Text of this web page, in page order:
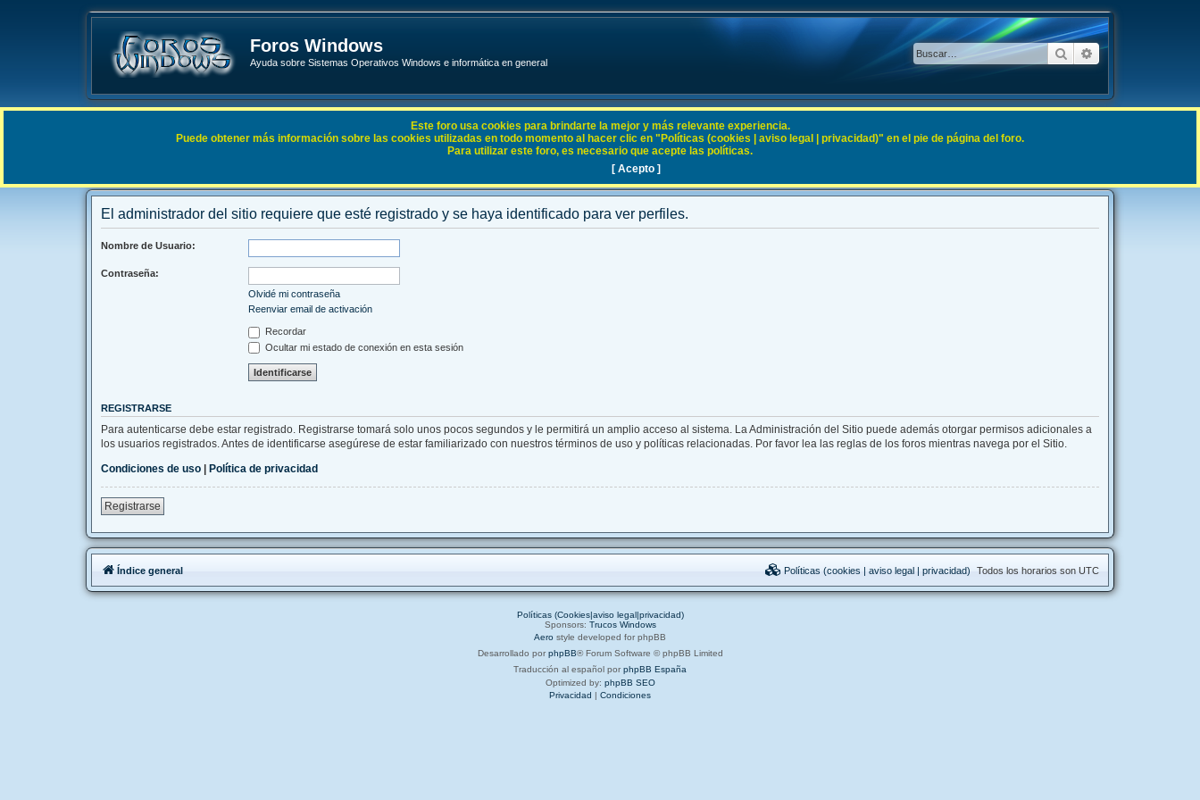
Foros Windows
Ayuda sobre Sistemas Operativos Windows e informática en general
BuscarBúsqueda
Enlaces rápidos FAQ
El administrador del sitio requiere que esté registrado y se haya identificado para ver perfiles.
Nombre de Usuario:
Contraseña:
Olvidé mi contraseña
Reenviar email de activación
Recordar
Ocultar mi estado de conexión en esta sesión
REGISTRARSE
Para autenticarse debe estar registrado. Registrarse tomará solo unos pocos segundos y le permitirá un amplio acceso al sistema. La Administración del Sitio puede además otorgar permisos adicionales a
los usuarios registrados. Antes de identificarse asegúrese de estar familiarizado con nuestros términos de uso y políticas relacionadas. Por favor lea las reglas de los foros mientras navega por el Sitio.
Condiciones de uso | Política de privacidad
Registrarse
Este foro usa cookies para brindarte la mejor y más relevante experiencia.
Puede obtener más información sobre las cookies utilizadas en todo momento al hacer clic en "Políticas (cookies | aviso legal | privacidad)" en el pie de página del foro.
Para utilizar este foro, es necesario que acepte las políticas.
[ Acepto ]
Índice general Todos los horarios son UTC
Políticas (cookies | aviso legal | privacidad)
Políticas (Cookies|aviso legal|privacidad)
Sponsors: Trucos Windows
Aero style developed for phpBB
Desarrollado por phpBB® Forum Software © phpBB Limited
Traducción al español por phpBB España
Optimized by: phpBB SEO
Privacidad | Condiciones